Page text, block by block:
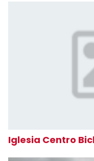
Iglesia Centro